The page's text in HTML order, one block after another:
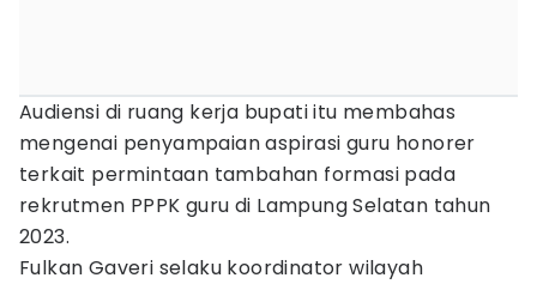
Audiensi di ruang kerja bupati itu membahas
mengenai penyampaian aspirasi guru honorer
terkait permintaan tambahan formasi pada
rekrutmen PPPK guru di Lampung Selatan tahun
2023.
Fulkan Gaveri selaku koordinator wilayah